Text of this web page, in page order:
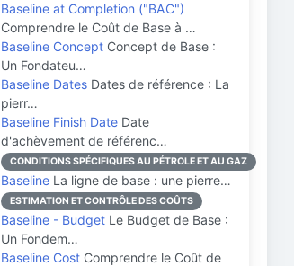
Baseline at Completion ("BAC")
Comprendre le Coût de Base à …
Baseline Concept Concept de Base :
Un Fondateu…
Baseline Dates Dates de référence : La
pierr…
Baseline Finish Date Date
d'achèvement de référenc…
CONDITIONS SPÉCIFIQUES AU PÉTROLE ET AU GAZ
Baseline La ligne de base : une pierre…
ESTIMATION ET CONTRÔLE DES COÛTS
Baseline - Budget Le Budget de Base :
Un Fondem…
Baseline Cost Comprendre le Coût de